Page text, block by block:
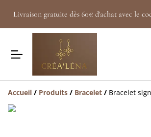
Livraison gratuite dès 60€ d'achat avec le
Accueil / Produits / Bracelet / Bracelet